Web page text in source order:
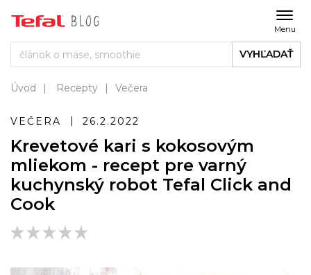
Menu
VYHĽADAŤ
Úvod Recepty Večera
VEČERA 26.2.2022
Krevetové kari s kokosovým
mliekom - recept pre varný
kuchynský robot Tefal Click and
Cook